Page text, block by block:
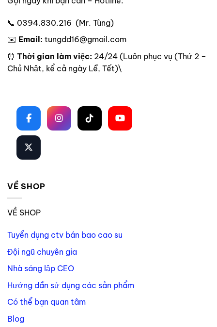
📞 0394.830.216 (Mr. Tùng)
✉️ Email: tungdd16@gmail.com
⏰ Thời gian làm việc: 24/24 (Luôn phục vụ (Thứ 2 –
Chủ Nhật, kể cả ngày Lễ, Tết)\
VỀ SHOP
VỀ SHOP
Tuyển dụng ctv bán bao cao su
Đội ngũ chuyên gia
Nhà sáng lập CEO
Hướng dẫn sử dụng các sản phẩm
Có thể bạn quan tâm
Blog